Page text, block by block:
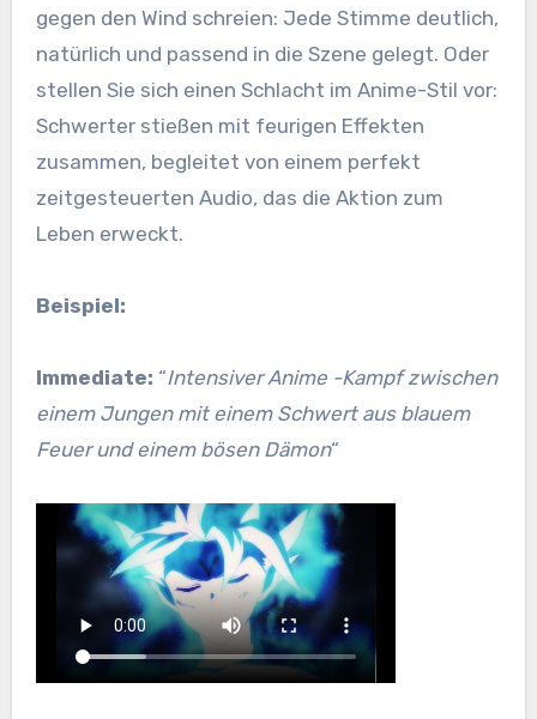
gegen den Wind schreien: Jede Stimme deutlich,
natürlich und passend in die Szene gelegt. Oder
stellen Sie sich einen Schlacht im Anime-Stil vor:
Schwerter stießen mit feurigen Effekten
zusammen, begleitet von einem perfekt
zeitgesteuerten Audio, das die Aktion zum
Leben erweckt.
Beispiel:
Immediate: “Intensiver Anime -Kampf zwischen
einem Jungen mit einem Schwert aus blauem
Feuer und einem bösen Dämon“